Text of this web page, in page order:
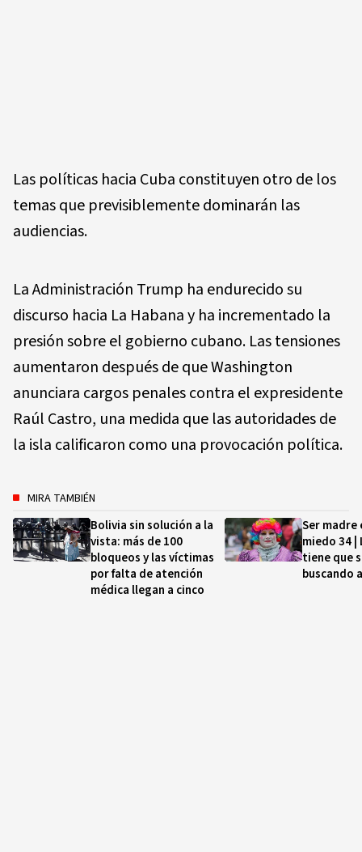
Las políticas hacia Cuba constituyen otro de los
temas que previsiblemente dominarán las
audiencias.
La Administración Trump ha endurecido su
discurso hacia La Habana y ha incrementado la
presión sobre el gobierno cubano. Las tensiones
aumentaron después de que Washington
anunciara cargos penales contra el expresidente
Raúl Castro, una medida que las autoridades de
la isla calificaron como una provocación política.
MIRA TAMBIÉN
Bolivia sin solución a la
vista: más de 100
bloqueos y las víctimas
por falta de atención
médica llegan a cinco
Ser madre
miedo 34 |
tiene que
buscando